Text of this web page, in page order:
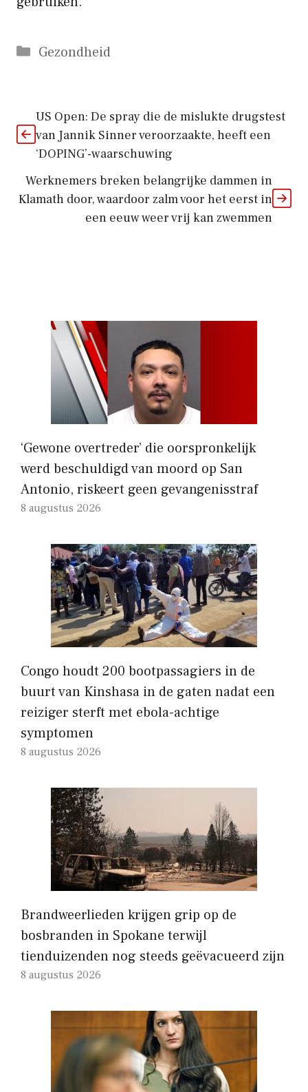
Categorieën
Gezondheid
US Open: De spray die de mislukte drugstest
van Jannik Sinner veroorzaakte, heeft een
‘DOPING’-waarschuwing
Werknemers breken belangrijke dammen in
Klamath door, waardoor zalm voor het eerst in
een eeuw weer vrij kan zwemmen
‘Gewone overtreder’ die oorspronkelijk
werd beschuldigd van moord op San
Antonio, riskeert geen gevangenisstraf
8 augustus 2026
Congo houdt 200 bootpassagiers in de
buurt van Kinshasa in de gaten nadat een
reiziger sterft met ebola-achtige
symptomen
8 augustus 2026
Brandweerlieden krijgen grip op de
bosbranden in Spokane terwijl
tienduizenden nog steeds geëvacueerd zijn
8 augustus 2026